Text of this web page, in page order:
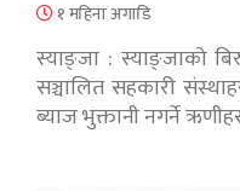
१ महिना अगाडि
स्याङ्जा : स्याङ्जाको
सञ्चालित सहकारी
ब्याज भुक्तानी नगर्ने